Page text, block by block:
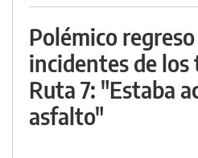
Polémico
incidentes de los
Ruta 7: "Estaba
asfalto"